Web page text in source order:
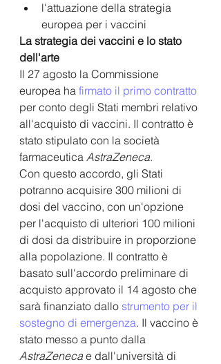
l'attuazione della strategia
europea per i vaccini
La strategia dei vaccini e lo stato
dell'arte
Il 27 agosto la Commissione
europea ha firmato il primo contratto
per conto degli Stati membri relativo
all'acquisto di vaccini. Il contratto è
stato stipulato con la società
farmaceutica AstraZeneca.
Con questo accordo, gli Stati
potranno acquisire 300 milioni di
dosi del vaccino, con un'opzione
per l'acquisto di ulteriori 100 milioni
di dosi da distribuire in proporzione
alla popolazione. Il contratto è
basato sull'accordo preliminare di
acquisto approvato il 14 agosto che
sarà finanziato dallo strumento per il
sostegno di emergenza. Il vaccino è
stato messo a punto dalla
AstraZeneca e dall'università di